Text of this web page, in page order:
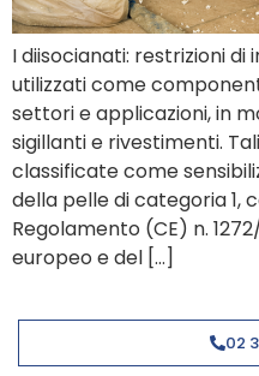
I diisocianati: restrizioni di
utilizzati come
settori e applicazioni, in
sigillanti e rivestimenti.
classificate come
della pelle di categoria 1,
Regolamento (CE) n.
europeo e del […]
02